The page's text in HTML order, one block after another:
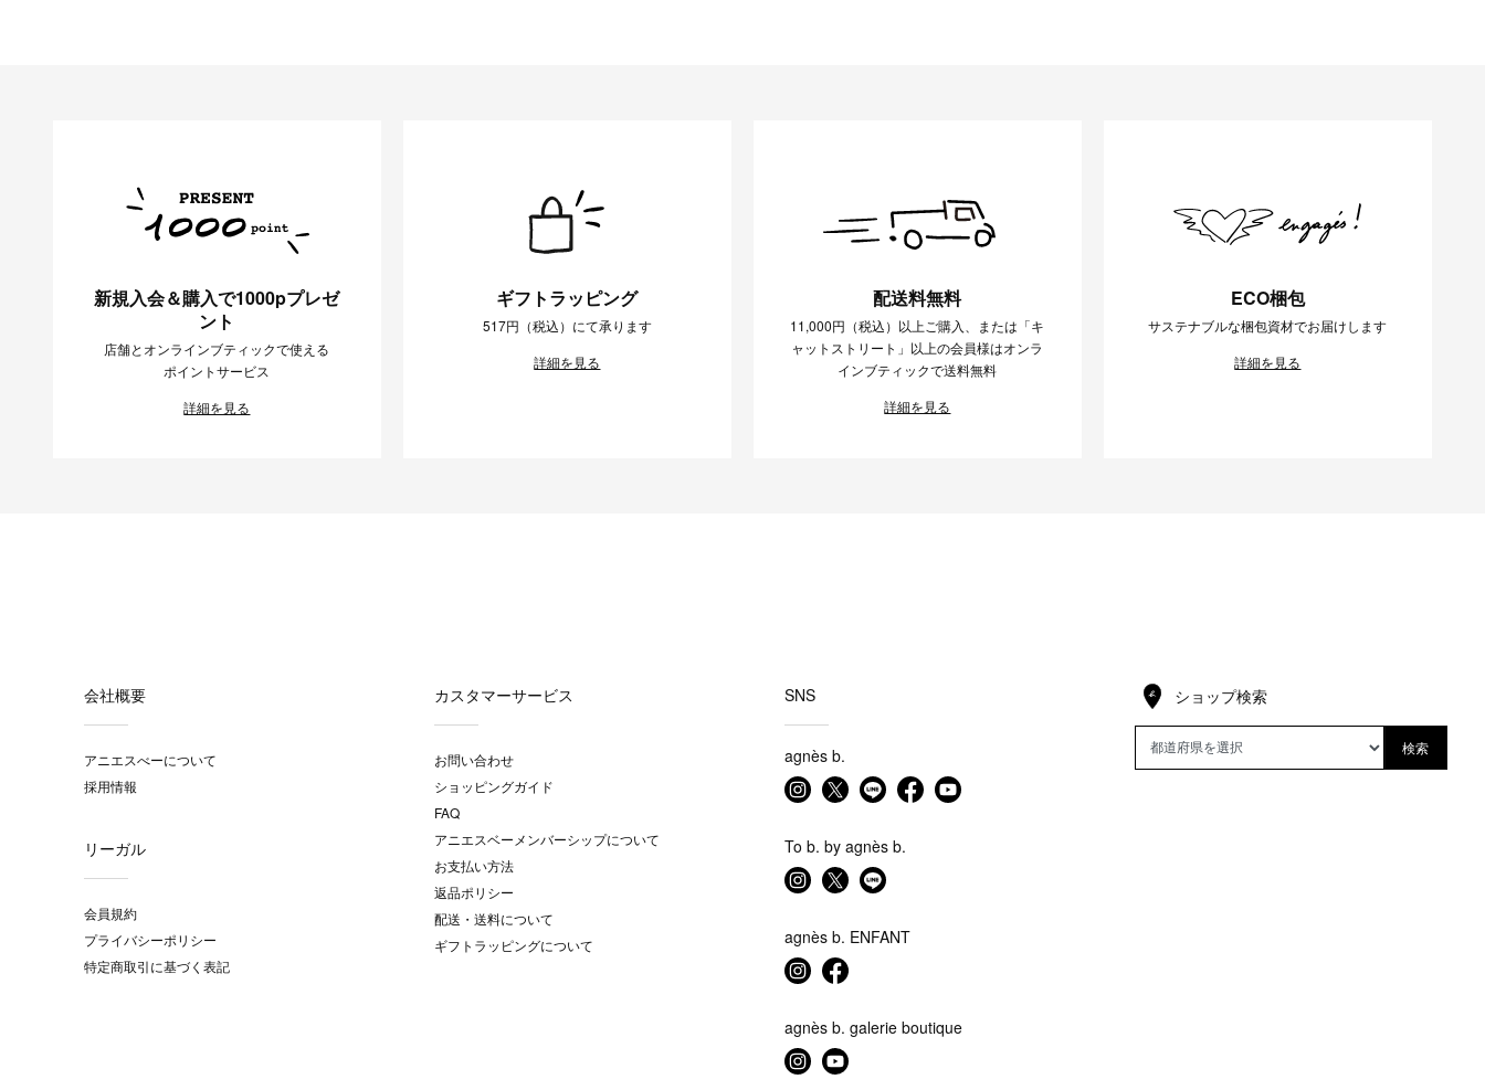
新規入会＆購入で1000pプレゼ
ント
店舗とオンラインブティックで使える
ポイントサービス
詳細を見る
ギフトラッピング
517円（税込）にて承ります
詳細を見る
配送料無料
11,000円（税込）以上ご購入、または「キ
ャットストリート」以上の会員様はオンラ
インブティックで送料無料
詳細を見る
ECO梱包
サステナブルな梱包資材でお届けします
詳細を見る
会社概要
アニエスべーについて
採用情報
リーガル
会員規約
プライバシーポリシー
特定商取引に基づく表記
カスタマーサービス
お問い合わせ
ショッピングガイド
FAQ
アニエスベーメンバーシップについて
お支払い方法
返品ポリシー
配送・送料について
ギフトラッピングについて
SNS
agnès b.
To b. by agnès b.
agnès b. ENFANT
agnès b. galerie boutique
ショップ検索
検索